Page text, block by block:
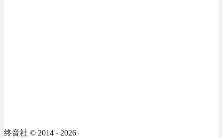
终音社 © 2014 - 2026